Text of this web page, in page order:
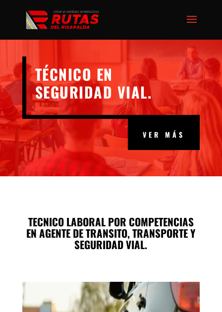
TÉCNICO EN
SEGURIDAD VIAL.
VER MÁS
TECNICO LABORAL POR COMPETENCIAS
EN AGENTE DE TRANSITO, TRANSPORTE Y
SEGURIDAD VIAL.